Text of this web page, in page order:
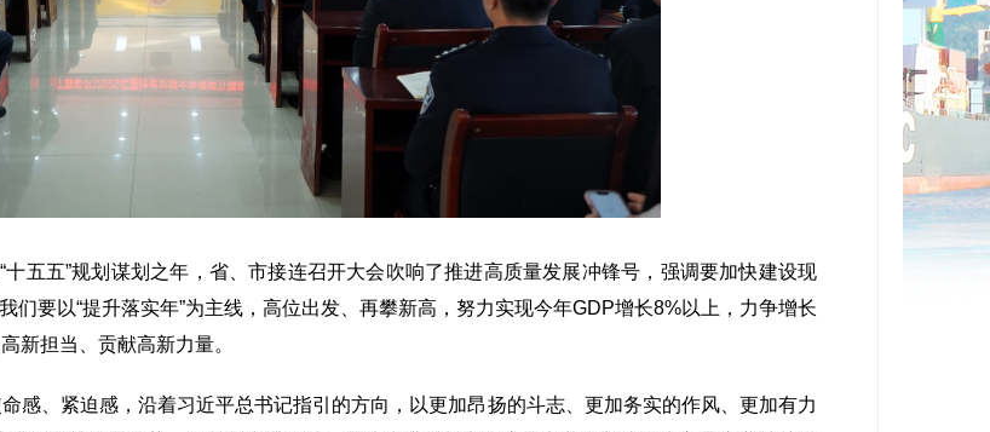
五五”规划谋划之年，省、市接连召开大会吹响了推进高质量发展冲锋号，强调要加快建设现
们要以“提升落实年”为主线，高位出发、再攀新高，努力实现今年GDP增长8%以上，力争增长
新担当、贡献高新力量。
、紧迫感，沿着习近平总书记指引的方向，以更加昂扬的斗志、更加务实的作风、更加有力